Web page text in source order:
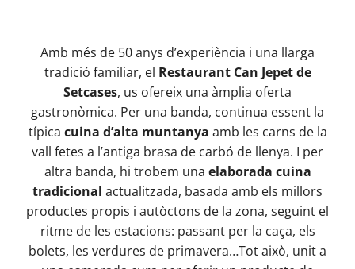
Amb més de 50 anys d’experiència i una llarga
tradició familiar, el Restaurant Can Jepet de
Setcases, us ofereix una àmplia oferta
gastronòmica. Per una banda, continua essent la
típica cuina d’alta muntanya amb les carns de la
vall fetes a l’antiga brasa de carbó de llenya. I per
altra banda, hi trobem una elaborada cuina
tradicional actualitzada, basada amb els millors
productes propis i autòctons de la zona, seguint el
ritme de les estacions: passant per la caça, els
bolets, les verdures de primavera…Tot això, unit a